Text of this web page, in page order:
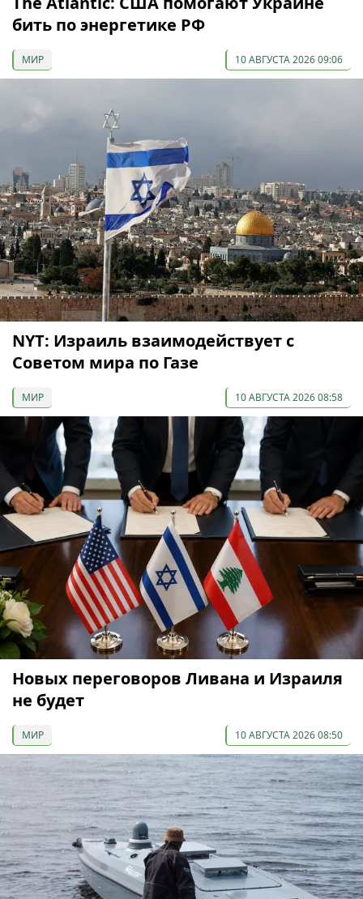
бить по энергетике РФ
МИР 10 АВГУСТА 2026 09:06
NYT: Израиль взаимодействует с
Советом мира по Газе
МИР 10 АВГУСТА 2026 08:58
Новых переговоров Ливана и Израиля
не будет
МИР 10 АВГУСТА 2026 08:50